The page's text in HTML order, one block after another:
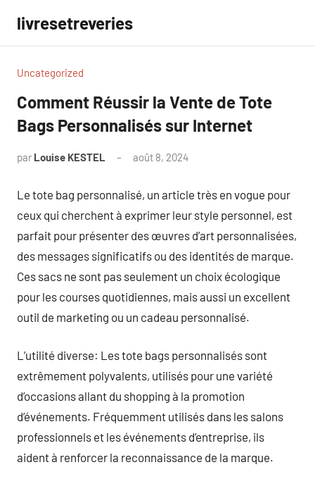
contenu
livresetreveries
Uncategorized
Comment Réussir la Vente de Tote
Bags Personnalisés sur Internet
par Louise KESTEL août 8, 2024
Le tote bag personnalisé, un article très en vogue pour
ceux qui cherchent à exprimer leur style personnel, est
parfait pour présenter des œuvres d’art personnalisées,
des messages significatifs ou des identités de marque.
Ces sacs ne sont pas seulement un choix écologique
pour les courses quotidiennes, mais aussi un excellent
outil de marketing ou un cadeau personnalisé.
L’utilité diverse: Les tote bags personnalisés sont
extrêmement polyvalents, utilisés pour une variété
d’occasions allant du shopping à la promotion
d’événements. Fréquemment utilisés dans les salons
professionnels et les événements d’entreprise, ils
aident à renforcer la reconnaissance de la marque.